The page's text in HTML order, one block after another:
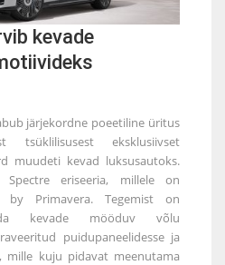
kevade
järjekordne poeetiline üritus
tsüklilisusest eksklusiivset
muudeti kevad luksusautoks.
Spectre eriseeria, millele on
Primavera. Tegemist on
kevade mööduv võlu
puidupaneelidesse ja
mille kuju pidavat meenutama